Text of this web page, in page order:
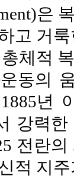
은
고 거
체적
동의
년
강력
전란
적 지